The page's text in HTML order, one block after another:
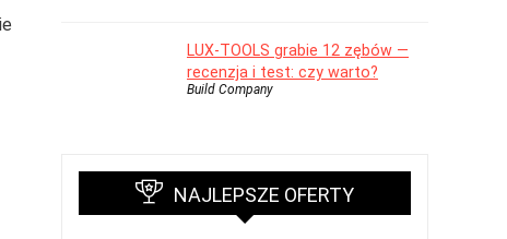
LUX-TOOLS grabie 12 zębów —
recenzja i test: czy warto?
Build Company
NAJLEPSZE OFERTY